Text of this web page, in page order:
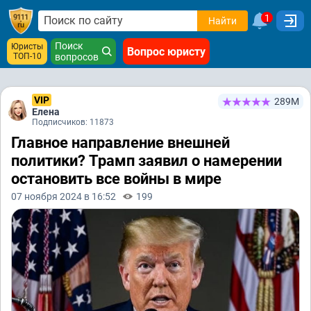
Найти 1
Юристы
ТОП-10
Поиск
вопросов
Вопрос юристу
VIP
Елена
Подписчиков: 11873
289М
Главное направление внешней
политики? Трамп заявил о намерении
остановить все войны в мире
07 ноября 2024 в 16:52 199